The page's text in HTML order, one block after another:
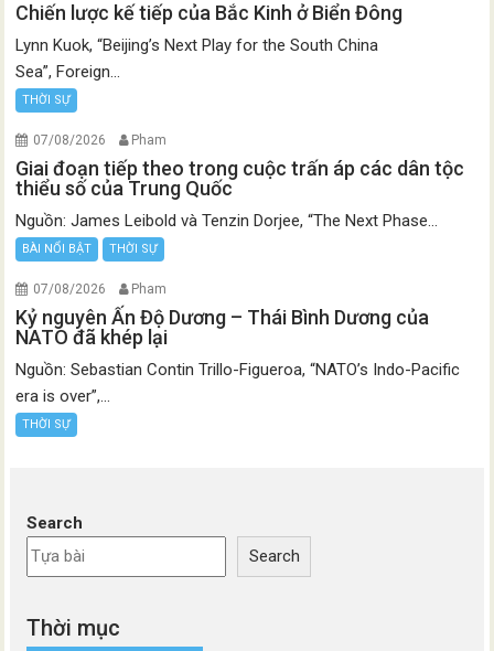
Chiến lược kế tiếp của Bắc Kinh ở Biển Đông
Lynn Kuok, “Beijing’s Next Play for the South China
Sea”, Foreign...
THỜI SỰ
07/08/2026 Pham
Giai đoạn tiếp theo trong cuộc trấn áp các dân tộc
thiểu số của Trung Quốc
Nguồn: James Leibold và Tenzin Dorjee, “The Next Phase...
BÀI NỔI BẬT THỜI SỰ
07/08/2026 Pham
Kỷ nguyên Ấn Độ Dương – Thái Bình Dương của
NATO đã khép lại
Nguồn: Sebastian Contin Trillo-Figueroa, “NATO’s Indo-Pacific
era is over”,...
THỜI SỰ
Search
Search
Thời mục